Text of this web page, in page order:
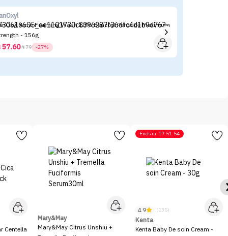
Acne Foaming Wash 10% Benzoyl Peroxide Maximum
- 156g
57.6079 -27%
Centella
Mary&May
Mary&May Citrus Unshiu +
Ends in 17:51:54
4.9 (135)
Kenta
Kenta Baby De soin Cream -